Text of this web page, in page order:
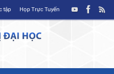
tập Họp Trực Tuyến